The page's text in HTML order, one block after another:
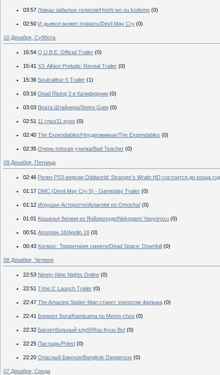
03:57 Ловцы забытых голосов/Hoshi wo ou kodomo (0)
02:50 И дьявол может плакать/Devil May Cry (0)
10 Декабря, Суббота
16:54 Q.U.B.E. Official Trailer (0)
15:41 X3: Albion Prelude: Reveal Trailer (0)
15:36 Soulcalibur 5 Trailer (1)
03:16 Dead Rising 3 в Калифорнии (0)
03:03 Врата Штайнера/Steins;Gate (0)
02:51 11 глаз/11 eyes (0)
02:40 The Expendables/Неудержимые/The Expendables (0)
02:35 Очень плохая училка/Bad Teacher (0)
09 Декабря, Пятница
02:46 Релиз PS3-версии Oddworld: Stranger’s Wrath HD состоится до конца
01:17 DMC (Devil May Cry 5) - Gameplay Trailer (0)
01:12 Игрушки Асторотте/Astarotte no Omocha! (0)
01:01 Кошачья богиня из Яойорозудо/Nekogami Yaoyorozu (0)
00:51 Аполлон 18/Apollo 18 (0)
00:43 Космос: Территория смерти/Dead Space: Downfall (0)
08 Декабря, Четверг
22:53 Ninety-Nine Nights Online (0)
22:51 Trine 2: Launch Trailer (0)
22:47 The Amazing Spider-Man станет эпилогом фильма (0)
22:41 Блокнот Бога/Kamisama no Memo-chou (0)
22:32 Баскетбольный клуб!/Rou Kyuu Bu! (0)
22:25 Пастырь/Priest (0)
22:20 Опасный Бангкок/Bangkok Dangerous (0)
07 Декабря, Среда